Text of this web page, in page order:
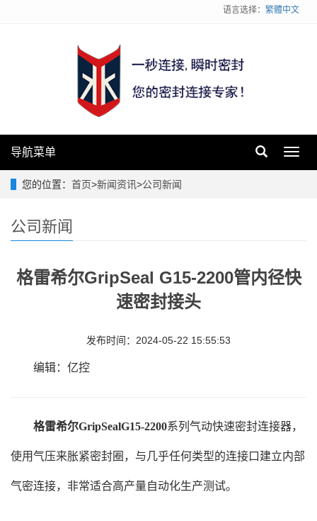
语言选择： 繁體中文
导航菜单
您的位置： 首页>新闻资讯>公司新闻
公司新闻
格雷希尔GripSeal G15-2200管内径快
速密封接头
发布时间：2024-05-22 15:55:53
编辑：亿控
格雷希尔GripSealG15-2200系列气动快速密封连接器，
使用气压来胀紧密封圈，与几乎任何类型的连接口建立内部
气密连接，非常适合高产量自动化生产测试。